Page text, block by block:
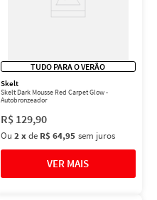
TUDO PARA O VERÃO
Skelt
Skelt Dark Mousse Red Carpet Glow -
Autobronzeador
R$ 129,90
Ou 2 xde R$ 64,95 sem juros